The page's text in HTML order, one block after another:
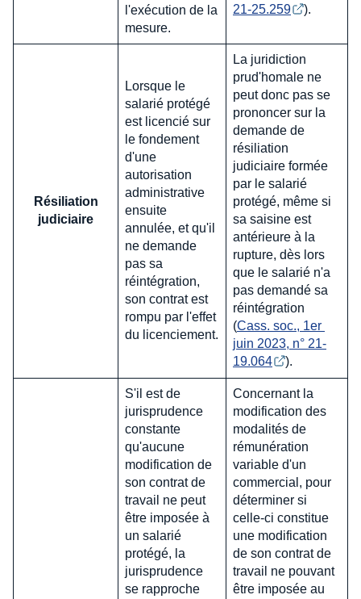
l'exécution de la
mesure.
21-25.259
).
Résiliation
judiciaire
Lorsque le
salarié protégé
est licencié sur
le fondement
d'une
autorisation
administrative
ensuite
annulée, et qu'il
ne demande
pas sa
réintégration,
son contrat est
rompu par l'effet
du licenciement.
La juridiction
prud'homale ne
peut donc pas se
prononcer sur la
demande de
résiliation
judiciaire formée
par le salarié
protégé, même si
sa saisine est
antérieure à la
rupture, dès lors
que le salarié n'a
pas demandé sa
réintégration
(Cass. soc., 1er
juin 2023, n° 21-
19.064
).
S'il est de
jurisprudence
constante
qu'aucune
modification de
son contrat de
travail ne peut
être imposée à
un salarié
protégé, la
jurisprudence
se rapproche
Concernant la
modification des
modalités de
rémunération
variable d'un
commercial, pour
déterminer si
celle-ci constitue
une modification
de son contrat de
travail ne pouvant
être imposée au